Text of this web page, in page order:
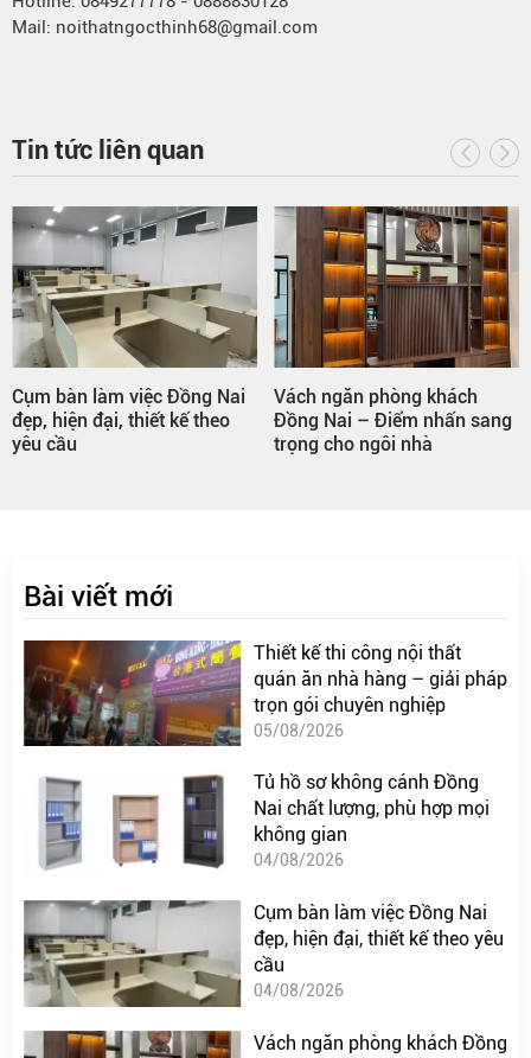
Mail: noithatngocthinh68@gmail.com
Tin tức liên quan
Vách ngăn phòng khách
Đồng Nai – Điểm nhấn sang
trọng cho ngôi nhà
Tủ quần áo kết hợp bàn làm
việc Đồng Nai – Giải pháp
tiết kiệm diện tích hiện đại
Bài viết mới
Thiết kế thi công nội thất
quán ăn nhà hàng – giải pháp
trọn gói chuyên nghiệp
05/08/2026
Tủ hồ sơ không cánh Đồng
Nai chất lượng, phù hợp mọi
không gian
04/08/2026
Cụm bàn làm việc Đồng Nai
đẹp, hiện đại, thiết kế theo yêu
cầu
04/08/2026
Vách ngăn phòng khách Đồng